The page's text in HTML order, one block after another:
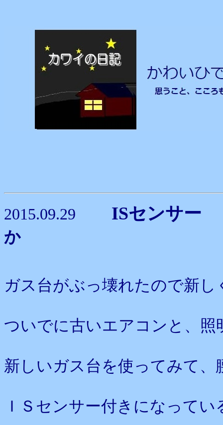
2015.09.29 ISセン
か
ガス台がぶっ壊れたので新
ついでに古いエアコンと、
新しいガス台を使ってみて
ＩＳセンサー付きになって